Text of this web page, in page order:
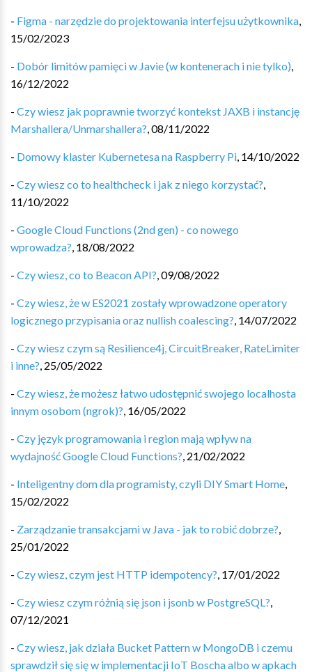
- Figma - narzędzie do projektowania interfejsu użytkownika,
15/02/2023
- Dobór limitów pamięci w Javie (w kontenerach i nie tylko),
16/12/2022
- Czy wiesz jak poprawnie tworzyć kontekst JAXB i instancję
Marshallera/Unmarshallera?,08/11/2022
- Domowy klaster Kubernetesa na Raspberry Pi, 14/10/2022
- Czy wiesz co to healthcheck i jak z niego korzystać?,
11/10/2022
- Google Cloud Functions (2nd gen) - co nowego
wprowadza?, 18/08/2022
- Czy wiesz, co to Beacon API?,09/08/2022
- Czy wiesz, że w ES2021 zostały wprowadzone operatory
logicznego przypisania oraz nullish coalescing?, 14/07/2022
- Czy wiesz czym są Resilience4j, CircuitBreaker, RateLimiter
i inne?, 25/05/2022
- Czy wiesz, że możesz łatwo udostępnić swojego localhosta
innym osobom (ngrok)?, 16/05/2022
- Czy język programowania i region mają wpływ na
wydajność Google Cloud Functions?, 21/02/2022
- Inteligentny dom dla programisty, czyli DIY Smart Home,
15/02/2022
- Zarządzanie transakcjami w Java - jak to robić dobrze?,
25/01/2022
- Czy wiesz, czym jest HTTP idempotency?, 17/01/2022
- Czy wiesz czym różnią się json i jsonb w PostgreSQL?,
07/12/2021
- Czy wiesz, jak działa Bucket Pattern w MongoDB i czemu
sprawdził się się w implementacji IoT Boscha albo w apkach